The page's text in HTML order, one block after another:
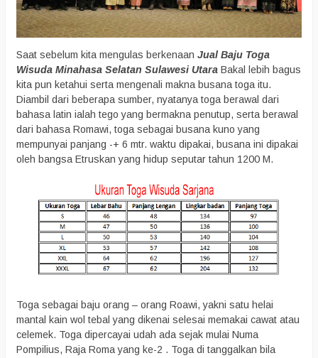
Saat sebelum kita mengulas berkenaan Jual Baju Toga
Wisuda Minahasa Selatan Sulawesi Utara Bakal lebih bagus
kita pun ketahui serta mengenali makna busana toga itu.
Diambil dari beberapa sumber, nyatanya toga berawal dari
bahasa latin ialah tego yang bermakna penutup, serta berawal
dari bahasa Romawi, toga sebagai busana kuno yang
mempunyai panjang -+ 6 mtr. waktu dipakai, busana ini dipakai
oleh bangsa Etruskan yang hidup seputar tahun 1200 M.
Toga sebagai baju orang – orang Roawi, yakni satu helai
mantal kain wol tebal yang dikenai selesai memakai cawat atau
celemek. Toga dipercayai udah ada sejak mulai Numa
Pompilius, Raja Roma yang ke-2 . Toga di tanggalkan bila